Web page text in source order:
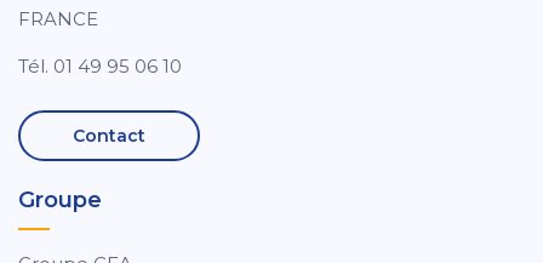
FRANCE
Tél. 01 49 95 06 10
Contact
Groupe